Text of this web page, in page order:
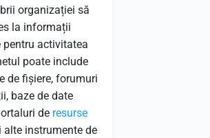
organizației să
la informații
pentru activitatea
poate include
de fișiere, forumuri
baze de date
de resurse
alte instrumente de